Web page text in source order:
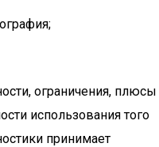
ограничения, плюсы
использования того
принимает